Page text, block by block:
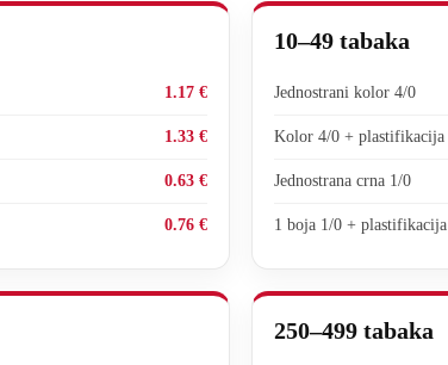
1.17 €
1.33 €
0.63 €
0.76 €
10–49 tabaka
Jednostrani kolor 4/0
Kolor 4/0 + plastifikacija
Jednostrana crna 1/0
1 boja 1/0 + plastifikacija
250–499 tabaka